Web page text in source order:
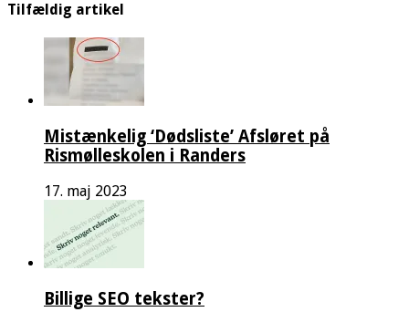
Tilfældig artikel
Mistænkelig ‘Dødsliste’ Afsløret på
Rismølleskolen i Randers
17. maj 2023
Billige SEO tekster?